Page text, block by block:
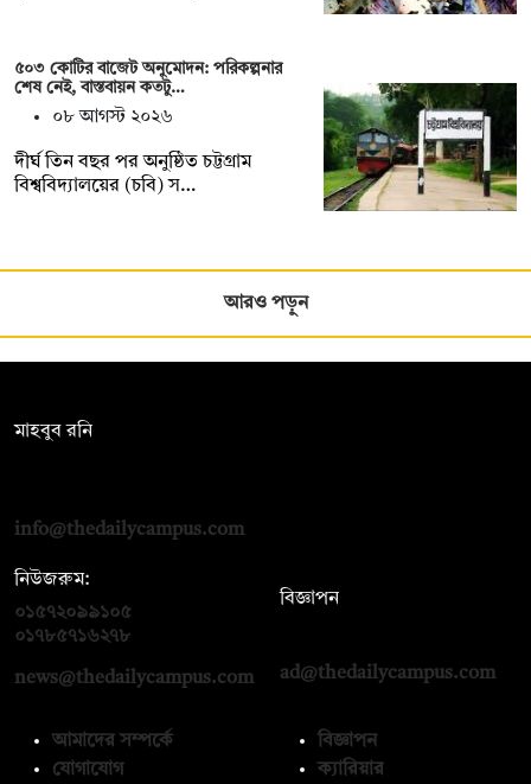
৫০৩ কোটির বাজেট অনুমোদন: পরিকল্পনার
শেষ নেই, বাস্তবায়ন কতটু…
০৮ আগস্ট ২০২৬
দীর্ঘ তিন বছর পর অনুষ্ঠিত চট্টগ্রাম
বিশ্ববিদ্যালয়ের (চবি) স…
আরও পড়ুন
মাহবুব রনি
info@thedailycampus.com
নিউজরুম:
০১৫৭২০৯৯১০৫
০১৭৮৫৭১৬২৭৮
news@thedailycampus.com
বিজ্ঞাপন
ad@thedailycampus.com
আমাদের সম্পর্কে
যোগাযোগ
বিজ্ঞাপন
ক্যারিয়ার